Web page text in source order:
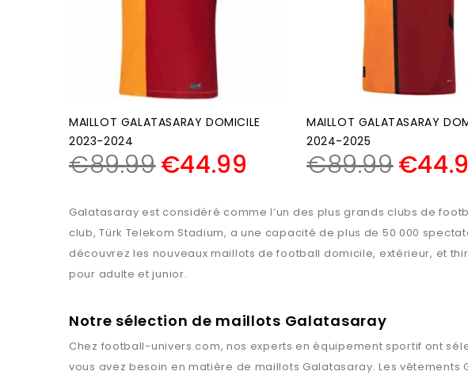
MAILLOT GALATASARAY DOMICILE
2023-2024
€89.99€44.99
MAILLOT GALATASARAY
2024-2025
€89.99€
Galatasaray est considéré comme l’un des plus grands clubs de
club, Türk Telekom Stadium, a une capacité de plus de 50 000
découvrez les nouveaux maillots de football domicile, extérieur, et
pour adulte et junior.
Notre sélection de maillots Galatasaray
Chez football-univers.com, nos experts en équipement sportif ont
vous avez besoin en matière de maillots Galatasaray. Les vêtements